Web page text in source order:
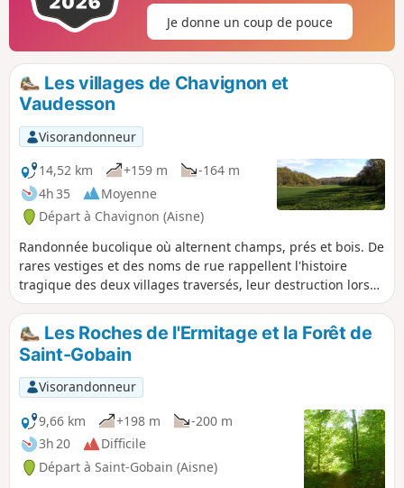
Je donne un coup de pouce
Les villages de Chavignon et
Vaudesson
Visorandonneur
14,52 km
+159 m
-164 m
4h 35
Moyenne
Départ à Chavignon (Aisne)
Randonnée bucolique où alternent champs, prés et bois. De
rares vestiges et des noms de rue rappellent l'histoire
tragique des deux villages traversés, leur destruction lors
de la première guerre mondiale et leur reconstruction.
Parcours conçu et entretenu par la Communauté de
communes du Val de l'Aisne.
Les Roches de l'Ermitage et la Forêt de
Saint-Gobain
Visorandonneur
9,66 km
+198 m
-200 m
3h 20
Difficile
Départ à Saint-Gobain (Aisne)